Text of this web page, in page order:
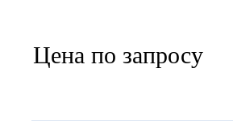
Цена по запросу